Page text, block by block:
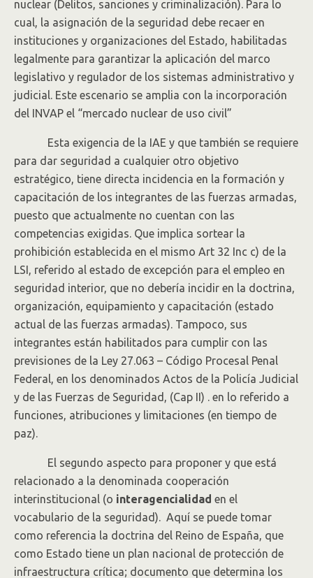
nuclear (Delitos, sanciones y criminalización). Para lo
cual, la asignación de la seguridad debe recaer en
instituciones y organizaciones del Estado, habilitadas
legalmente para garantizar la aplicación del marco
legislativo y regulador de los sistemas administrativo y
judicial. Este escenario se amplia con la incorporación
del INVAP el “mercado nuclear de uso civil”
Esta exigencia de la IAE y que también se requiere
para dar seguridad a cualquier otro objetivo
estratégico, tiene directa incidencia en la formación y
capacitación de los integrantes de las fuerzas armadas,
puesto que actualmente no cuentan con las
competencias exigidas. Que implica sortear la
prohibición establecida en el mismo Art 32 Inc c) de la
LSI, referido al estado de excepción para el empleo en
seguridad interior, que no debería incidir en la doctrina,
organización, equipamiento y capacitación (estado
actual de las fuerzas armadas). Tampoco, sus
integrantes están habilitados para cumplir con las
previsiones de la Ley 27.063 – Código Procesal Penal
Federal, en los denominados Actos de la Policía Judicial
y de las Fuerzas de Seguridad, (Cap II) . en lo referido a
funciones, atribuciones y limitaciones (en tiempo de
paz).
El segundo aspecto para proponer y que está
relacionado a la denominada cooperación
interinstitucional (o interagencialidad en el
vocabulario de la seguridad). Aquí se puede tomar
como referencia la doctrina del Reino de España, que
como Estado tiene un plan nacional de protección de
infraestructura crítica; documento que determina los